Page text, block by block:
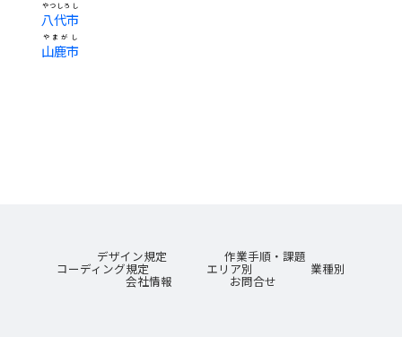
八代市
やつしろし
山鹿市
やまがし
デザイン規定 作業手順・課題
コーディング規定 エリア別 業種別
会社情報 お問合せ